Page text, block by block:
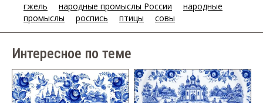
гжель народные промыслы России
народные
промыслы
роспись птицы совы
Интересное по теме